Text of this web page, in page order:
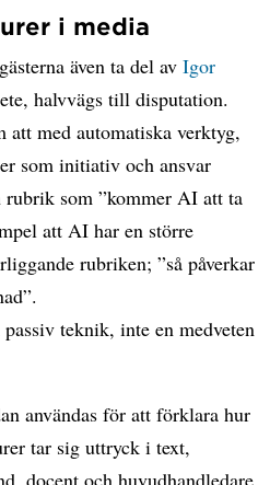
i media
även ta del av Igor
halvvägs till disputation.
att med automatiska verktyg,
som initiativ och ansvar
som ”kommer AI att ta
att AI har en större
rubriken; ”så påverkar
teknik, inte en medveten
användas för att förklara hur
tar sig uttryck i text,
docent och huvudhandledare,